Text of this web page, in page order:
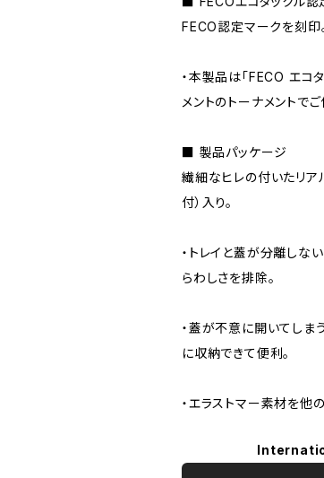
FECO認定マークを刻印
・本製品は「FECO エコ
メントのトーナメントで
■ 製品パッケージ
繊細なヒレの付いたリア
付）入り。
・トレイと蓋が分離しな
らわしさを排除。
・蓋が不意に開いてしま
に収納できて便利。
・エラストマー素材を他